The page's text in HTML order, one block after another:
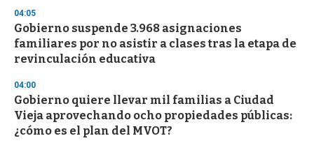
s
e
c
o
n
04:05
Gobierno suspende 3.968 asignaciones
familiares por no asistir a clases tras la etapa de
revinculación educativa
04:00
Gobierno quiere llevar mil familias a Ciudad
Vieja aprovechando ocho propiedades públicas:
¿cómo es el plan del MVOT?